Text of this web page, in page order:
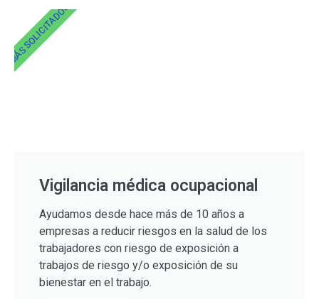
Vigilancia médica ocupacional
Ayudamos desde hace más de 10 años a
empresas a reducir riesgos en la salud de los
trabajadores con riesgo de exposición a
trabajos de riesgo y/o exposición de su
bienestar en el trabajo.
MÁS SOLICITADOS